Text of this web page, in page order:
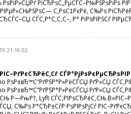
РїСЂРѕС„РµСЃС–Р№РЅРѕРіРѕ
С‚РѕС‡РєРё, С‰Рѕ
СЃС‚Р°С‚С‚С–, Р° РїРѕРІРЅСѓ
21:16:02
РѕР±вЂ™С”РґРЅР°Р»РёСЃСЏ РґР»СЏ
РѕР±вЂ™С”РґРЅР°Р»РёСЃСЏ РґР»СЏ
Р—РњР†, Lyft СЃС‚РІРѕСЂРёС‚СЊ
С‰Рѕ Р°СЂР±СѓР·РѕРІРѕРјСѓ